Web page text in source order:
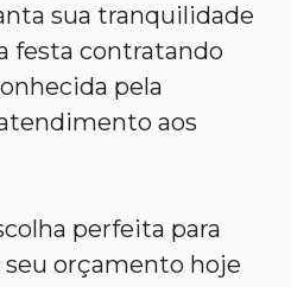
sua tranquilidade
festa contratando
pela
aos
perfeita para
orçamento hoje